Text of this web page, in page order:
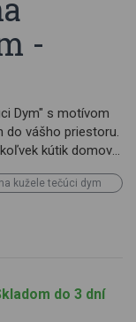
-
Dym" s motívom
do vášho priestoru.
kútik domova
a duchovné
tečúci dym /
kužele tečúci dym
do 3 dní